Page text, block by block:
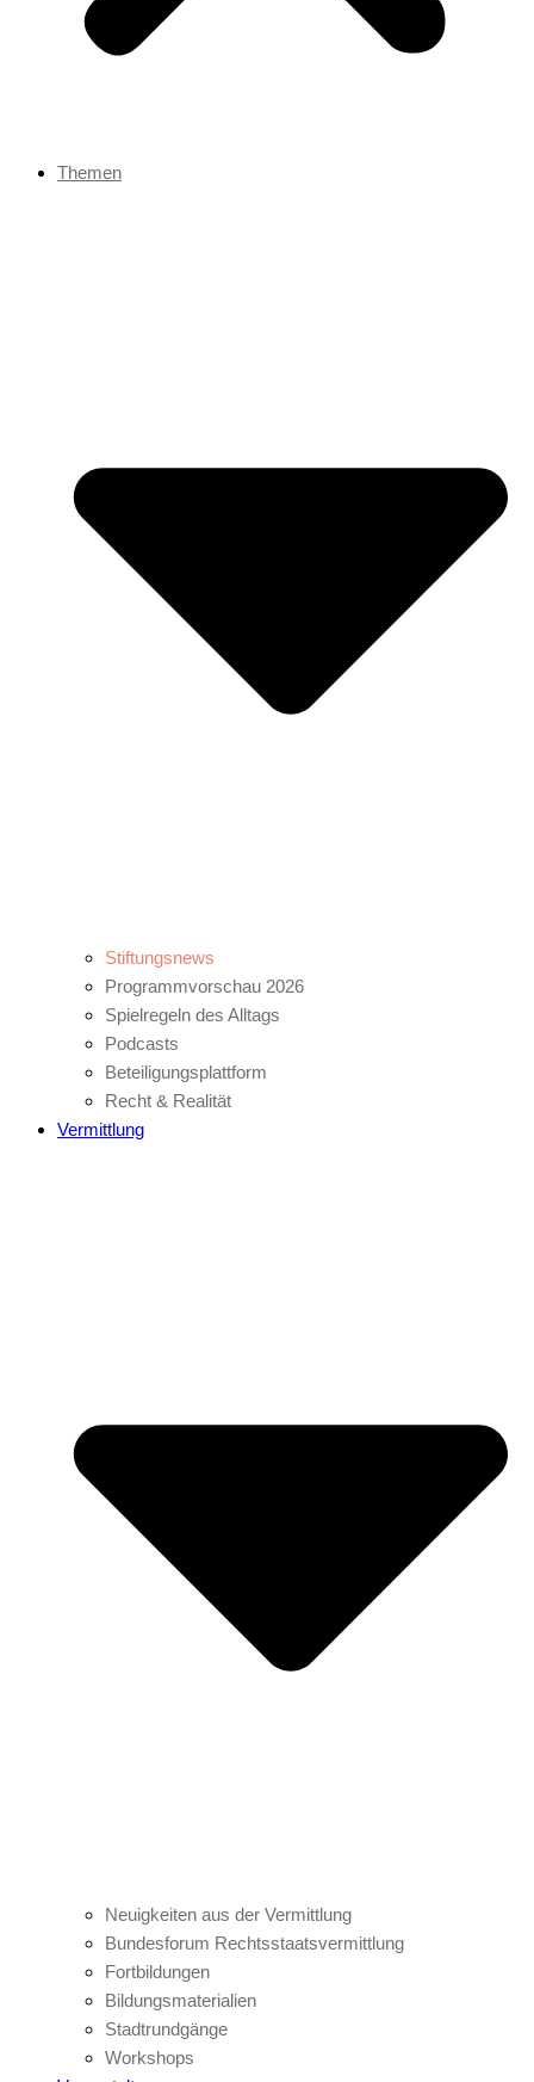
Themen
Stiftungsnews
Programmvorschau 2026
Spielregeln des Alltags
Podcasts
Beteiligungsplattform
Recht & Realität
Vermittlung
Neuigkeiten aus der Vermittlung
Bundesforum Rechtsstaatsvermittlung
Fortbildungen
Bildungsmaterialien
Stadtrundgänge
Workshops